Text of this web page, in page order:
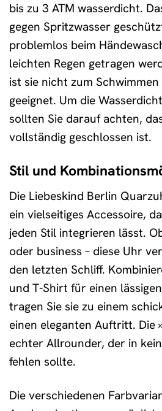
bis zu 3 ATM wasserdicht.
gegen Spritzwasser
problemlos beim
leichten Regen getragen
ist sie nicht zum
geeignet. Um die
sollten Sie darauf achten,
vollständig geschlossen ist.
Stil und
Die Liebeskind Berlin
ein vielseitiges Accessoire,
jeden Stil integrieren lässt.
oder business – diese Uhr
den letzten Schliff.
und T-Shirt für einen
tragen Sie sie zu einem
einen eleganten Auftritt. Die
echter Allrounder, der in
fehlen sollte.
Die verschiedenen